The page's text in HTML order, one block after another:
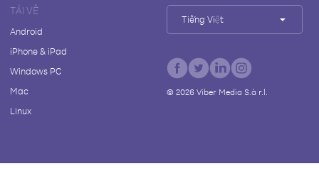
TẢI VỀ
Android
iPhone & iPad
Windows PC
Mac
Linux
Tiếng Việt
© 2026Viber Media S.à r.l.